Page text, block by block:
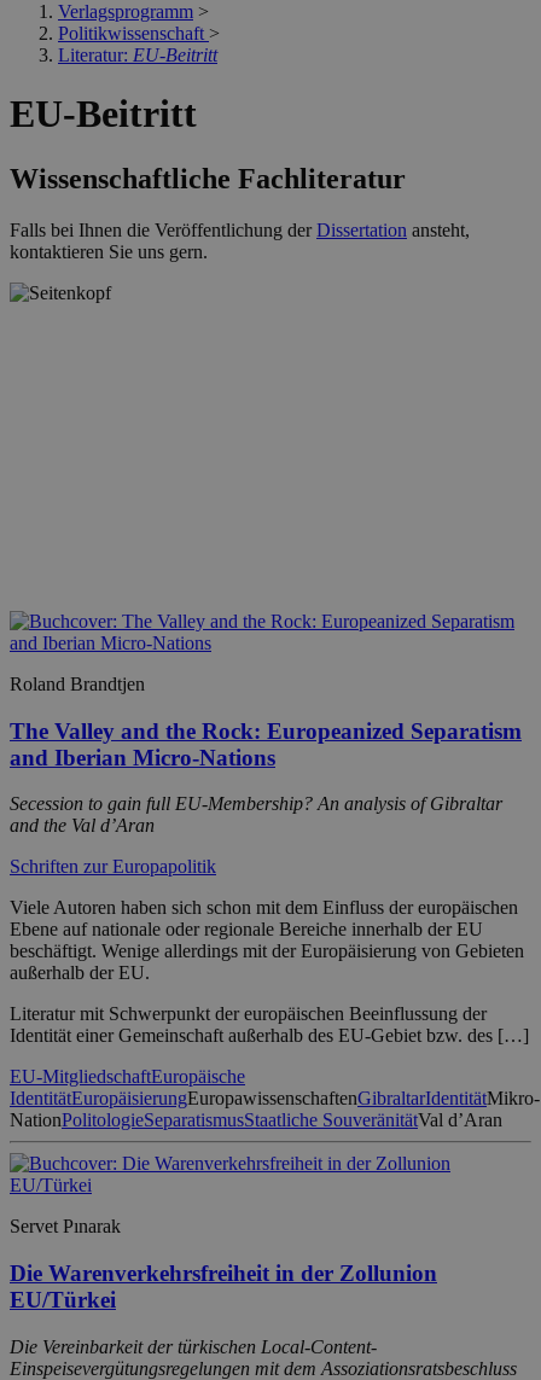
Verlagsprogramm >
Politikwissenschaft >
Literatur: EU-Beitritt
EU-Beitritt
Wissenschaftliche Fachliteratur
Falls bei Ihnen die Veröffentlichung derDissertation ansteht,
kontaktieren Sie uns gern.
Roland Brandtjen
The Valley and the Rock: Europeanized Separatism
and Iberian Micro-Nations
Secession to gain full EU-Membership? An analysis of Gibraltar
and the Val d’Aran
Schriften zur Europapolitik
Viele Autoren haben sich schon mit dem Einfluss der europäischen
Ebene auf nationale oder regionale Bereiche innerhalb der EU
beschäftigt. Wenige allerdings mit der Europäisierung von Gebieten
außerhalb der EU.
Literatur mit Schwerpunkt der europäischen Beeinflussung der
Identität einer Gemeinschaft außerhalb des EU-Gebiet bzw. des […]
EU-MitgliedschaftEuropäische
IdentitätEuropäisierungEuropawissenschaftenGibraltarIdentitätMikro-
NationPolitologieSeparatismusStaatliche SouveränitätVal d’Aran
Servet Pınarak
Die Warenverkehrsfreiheit in der Zollunion
EU/Türkei
Die Vereinbarkeit der türkischen Local-Content-
Einspeisevergütungsregelungen mit dem Assoziationsratsbeschluss